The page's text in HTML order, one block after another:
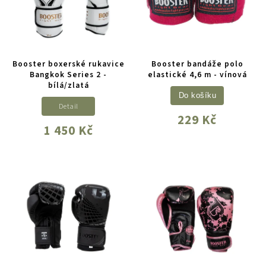
Booster boxerské rukavice
Bangkok Series 2 -
bílá/zlatá
1 450 Kč
Detail
Booster bandáže polo
elastické 4,6 m - vínová
229 Kč
Do košíku